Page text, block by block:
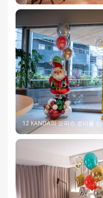
12 KANDA의 오피스 로비를